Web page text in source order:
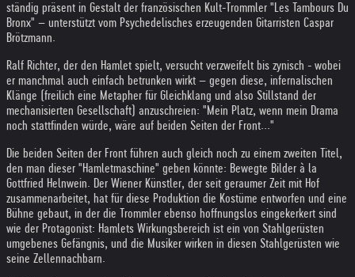
ständig präsent in Gestalt der französischen Kult-Trommler "Les Tambours Du
Bronx" – unterstützt vom Psychedelisches erzeugenden Gitarristen Caspar
Brötzmann.
Ralf Richter, der den Hamlet spielt, versucht verzweifelt bis zynisch - wobei
er manchmal auch einfach betrunken wirkt – gegen diese, infernalischen
Klänge (freilich eine Metapher für Gleichklang und also Stillstand der
mechanisierten Gesellschaft) anzuschreien: "Mein Platz, wenn mein Drama
noch stattfinden würde, wäre auf beiden Seiten der Front..."
Die beiden Seiten der Front führen auch gleich noch zu einem zweiten Titel,
den man dieser "Hamletmaschine" geben könnte: Bewegte Bilder à la
Gottfried Helnwein. Der Wiener Künstler, der seit geraumer Zeit mit Hof
zusammenarbeitet, hat für diese Produktion die Kostüme entworfen und eine
Bühne gebaut, in der die Trommler ebenso hoffnungslos eingekerkert sind
wie der Protagonist: Hamlets Wirkungsbereich ist ein von Stahlgerüsten
umgebenes Gefängnis, und die Musiker wirken in diesen Stahlgerüsten wie
seine Zellennachbarn.